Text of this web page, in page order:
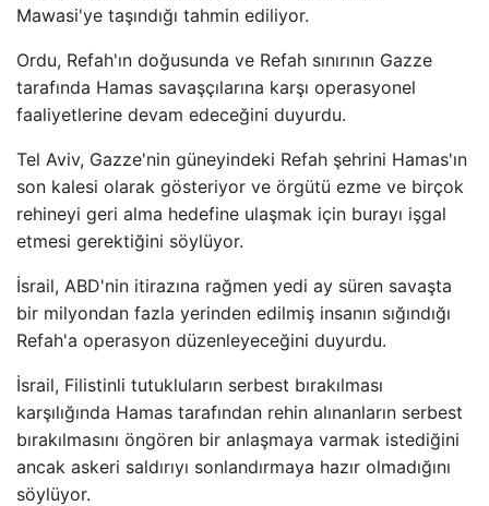
Mawasi'ye taşındığı tahmin ediliyor.
Ordu, Refah'ın doğusunda ve Refah sınırının Gazze
tarafında Hamas savaşçılarına karşı operasyonel
faaliyetlerine devam edeceğini duyurdu.
Tel Aviv, Gazze'nin güneyindeki Refah şehrini Hamas'ın
son kalesi olarak gösteriyor ve örgütü ezme ve birçok
rehineyi geri alma hedefine ulaşmak için burayı işgal
etmesi gerektiğini söylüyor.
İsrail, ABD'nin itirazına rağmen yedi ay süren savaşta
bir milyondan fazla yerinden edilmiş insanın sığındığı
Refah'a operasyon düzenleyeceğini duyurdu.
İsrail, Filistinli tutukluların serbest bırakılması
karşılığında Hamas tarafından rehin alınanların serbest
bırakılmasını öngören bir anlaşmaya varmak istediğini
ancak askeri saldırıyı sonlandırmaya hazır olmadığını
söylüyor.